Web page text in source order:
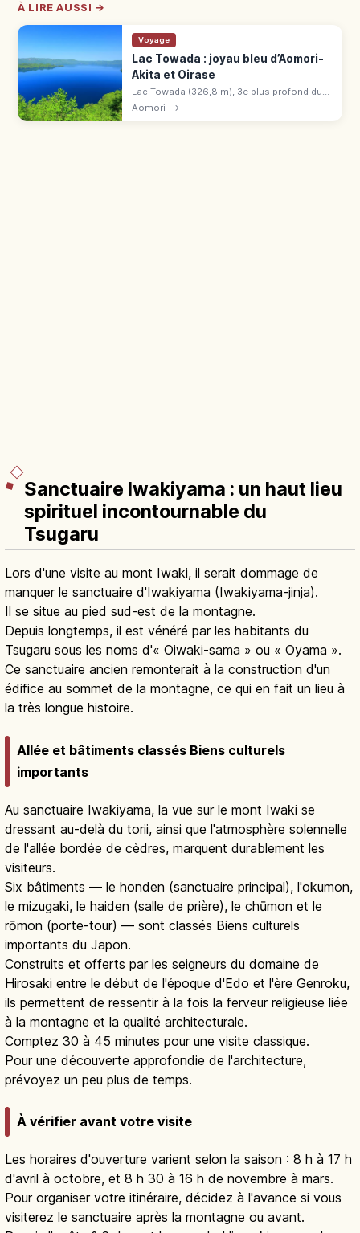
À LIRE AUSSI →
Voyage
Lac Towada : joyau bleu d’Aomori-
Akita et Oirase
Lac Towada (326,8 m), 3e plus profond du
Japon, entre Aomori et Akita. Statue Otome
Aomori →
Sanctuaire Iwakiyama : un haut lieu
spirituel incontournable du
Tsugaru
Lors d'une visite au mont Iwaki, il serait dommage de
manquer le sanctuaire d'Iwakiyama (Iwakiyama-jinja).
Il se situe au pied sud-est de la montagne.
Depuis longtemps, il est vénéré par les habitants du
Tsugaru sous les noms d'« Oiwaki-sama » ou « Oyama ».
Ce sanctuaire ancien remonterait à la construction d'un
édifice au sommet de la montagne, ce qui en fait un lieu à
la très longue histoire.
Allée et bâtiments classés Biens culturels
importants
Au sanctuaire Iwakiyama, la vue sur le mont Iwaki se
dressant au-delà du torii, ainsi que l'atmosphère solennelle
de l'allée bordée de cèdres, marquent durablement les
visiteurs.
Six bâtiments — le honden (sanctuaire principal), l'okumon,
le mizugaki, le haiden (salle de prière), le chūmon et le
rōmon (porte-tour) — sont classés Biens culturels
importants du Japon.
Construits et offerts par les seigneurs du domaine de
Hirosaki entre le début de l'époque d'Edo et l'ère Genroku,
ils permettent de ressentir à la fois la ferveur religieuse liée
à la montagne et la qualité architecturale.
Comptez 30 à 45 minutes pour une visite classique.
Pour une découverte approfondie de l'architecture,
prévoyez un peu plus de temps.
À vérifier avant votre visite
Les horaires d'ouverture varient selon la saison : 8 h à 17 h
d'avril à octobre, et 8 h 30 à 16 h de novembre à mars.
Pour organiser votre itinéraire, décidez à l'avance si vous
visiterez le sanctuaire après la montagne ou avant.